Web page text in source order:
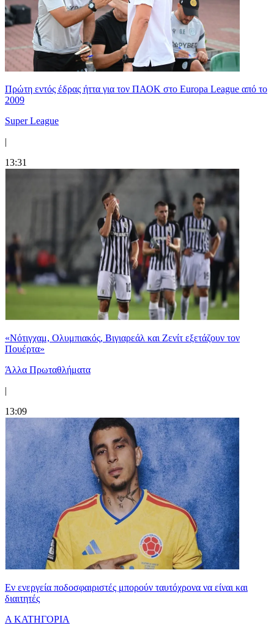
Πρώτη εντός έδρας ήττα για τον ΠΑΟΚ στο Europa League από το
2009
Super League
|
13:31
«Νότιγχαμ, Ολυμπιακός, Βιγιαρεάλ και Ζενίτ εξετάζουν τον
Πουέρτα»
Άλλα Πρωταθλήματα
|
13:09
Εν ενεργεία ποδοσφαιριστές μπορούν ταυτόχρονα να είναι και
διαιτητές
Α ΚΑΤΗΓΟΡΙΑ